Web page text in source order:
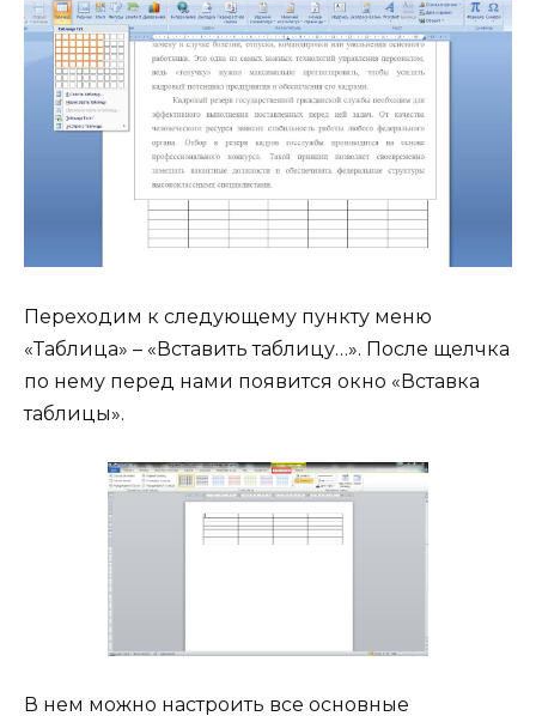
Переходим к следующему пункту меню
«Таблица» – «Вставить таблицу…». После щелчка
по нему перед нами появится окно «Вставка
таблицы».
В нем можно настроить все основные